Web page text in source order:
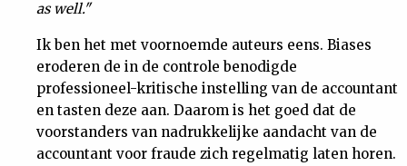
as well."
Ik ben het met voornoemde auteurs eens. Biases
eroderen de in de controle benodigde
professioneel-kritische instelling van de accountant
en tasten deze aan. Daarom is het goed dat de
voorstanders van nadrukkelijke aandacht van de
accountant voor fraude zich regelmatig laten horen.